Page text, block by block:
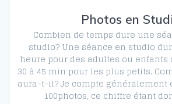
Photos en
Combien de temps dure une
studio? Une séance en studio
heure pour des adultes ou enfants
30 à 45 min pour les plus petits.
aura-t-il? Je compte généralement
100photos, ce chiffre étant